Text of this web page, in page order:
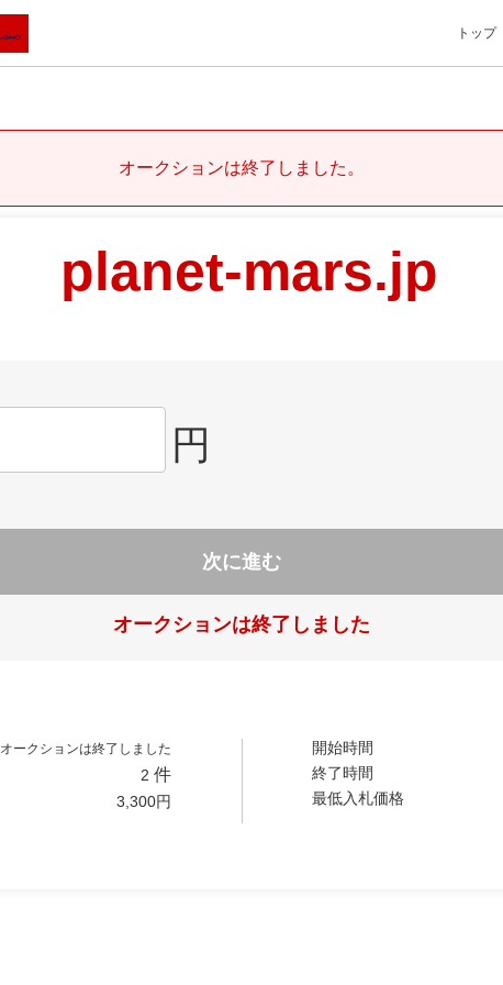
トップ
オークションは終了しました。
planet-mars.jp
円
次に進む
オークションは終了しました
オークションは終了しました
2 件
3,300円
開始時間
終了時間
最低入札価格